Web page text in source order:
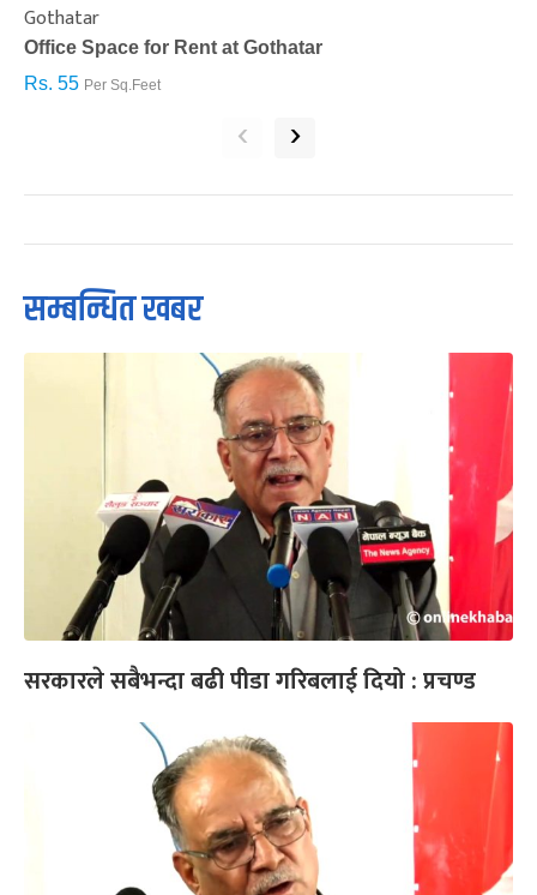
Gothatar
Office Space for Rent at Gothatar
Rs. 55 Per Sq.Feet
‹ ›
सम्बन्धित खबर
सरकारले सबैभन्दा बढी पीडा गरिबलाई दियो : प्रचण्ड